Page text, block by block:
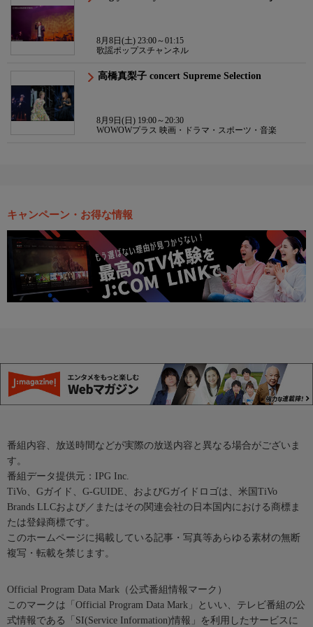
8月8日(土) 23:00～01:15
歌謡ポップスチャンネル
高橋真梨子 concert Supreme Selection
8月9日(日) 19:00～20:30
WOWOWプラス 映画・ドラマ・スポーツ・音楽
キャンペーン・お得な情報
番組内容、放送時間などが実際の放送内容と異なる場合がございま
す。
番組データ提供元：IPG Inc.
TiVo、Gガイド、G-GUIDE、およびGガイドロゴは、米国TiVo
Brands LLCおよび／またはその関連会社の日本国内における商標ま
たは登録商標です。
このホームページに掲載している記事・写真等あらゆる素材の無断
複写・転載を禁じます。
Official Program Data Mark（公式番組情報マーク）
このマークは「Official Program Data Mark」といい、テレビ番組の公
式情報である「SI(Service Information)情報」を利用したサービスに